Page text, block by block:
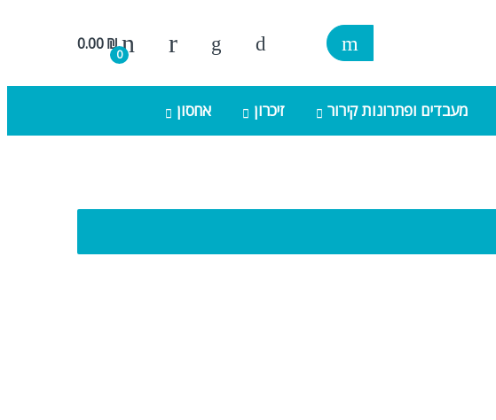
0
0.00₪
מעבדים ופתרונות קירור זיכרון אחסון